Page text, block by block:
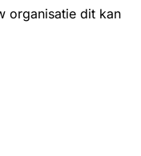
organisatie dit kan